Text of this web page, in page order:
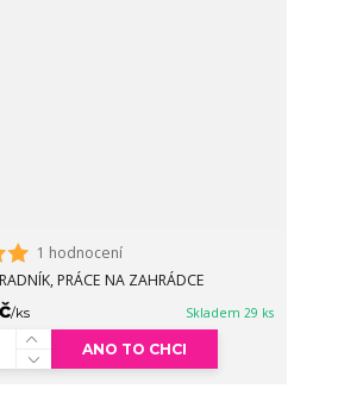
1 hodnocení
PRÁCE NA ZAHRÁDCE
/ks Skladem 29 ks
ANO TO CHCI